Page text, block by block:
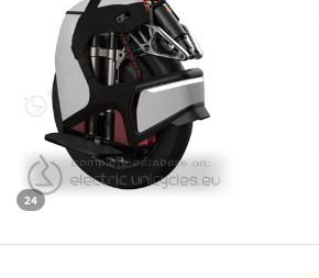
24